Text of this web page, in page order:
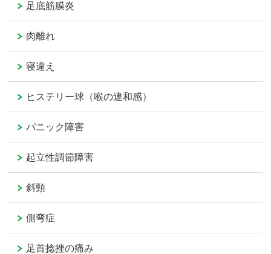
足底筋膜炎
肉離れ
寝違え
ヒステリー球（喉の違和感）
パニック障害
起立性調節障害
斜頸
側弯症
足首捻挫の痛み